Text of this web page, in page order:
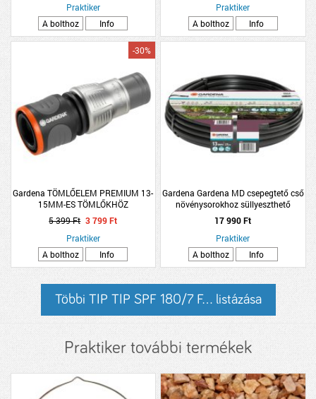
Praktiker
A bolthoz
Info
Praktiker
A bolthoz
Info
Gardena TÖMLŐELEM PREMIUM 13-
15MM-ES TÖMLŐKHÖZ
-30%
5 399 Ft 3 799 Ft
Praktiker
A bolthoz
Info
Gardena Gardena MD csepegtető cső
növénysorokhoz süllyeszthető
13mm/25m
17 990 Ft
Praktiker
A bolthoz
Info
Többi TIP TIP SPF 180/7 F... listázása
Praktiker további termékek